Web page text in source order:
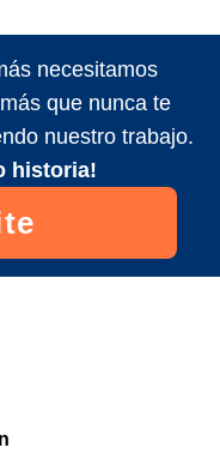
necesitamos
que nunca te
nuestro trabajo.
historia!